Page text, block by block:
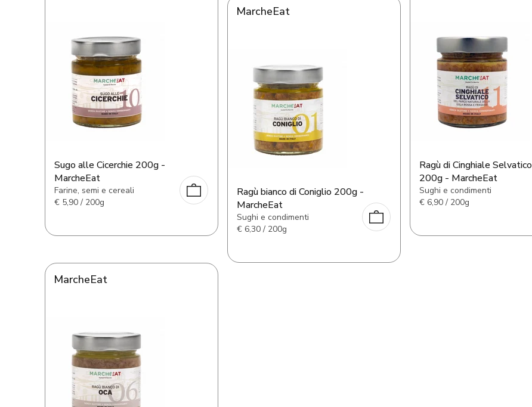
Sugo alle Cicerchie 200g -
MarcheEat
Farine, semi e cereali
€ 5,90 / 200g
MarcheEat
Ragù bianco di Coniglio 200g -
MarcheEat
Sughi e condimenti
€ 6,30 / 200g
Ragù di Cinghiale Selvatico
200g - MarcheEat
Sughi e condimenti
€ 6,90 / 200g
MarcheEat